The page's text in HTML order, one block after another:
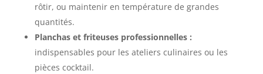
rôtir, ou maintenir en température de grandes
quantités.
Planchas et friteuses professionnelles :
indispensables pour les ateliers culinaires ou les
pièces cocktail.